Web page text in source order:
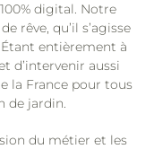
digital. Notre
rêve, qu’il s’agisse
Étant entièrement à
d’intervenir aussi
la France pour tous
de jardin.
du métier et les